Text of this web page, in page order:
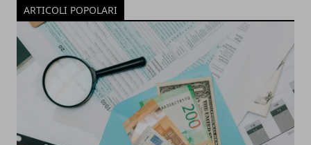
ARTICOLI POPOLARI